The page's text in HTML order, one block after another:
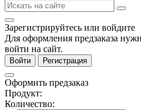
Зарегистрируйтесь или войдите
Для оформления предзаказа
войти на сайт.
Войти Регистрация
Оформить предзаказ
Продукт:
Количество: